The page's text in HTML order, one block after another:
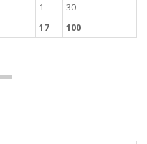
1
30
17 100